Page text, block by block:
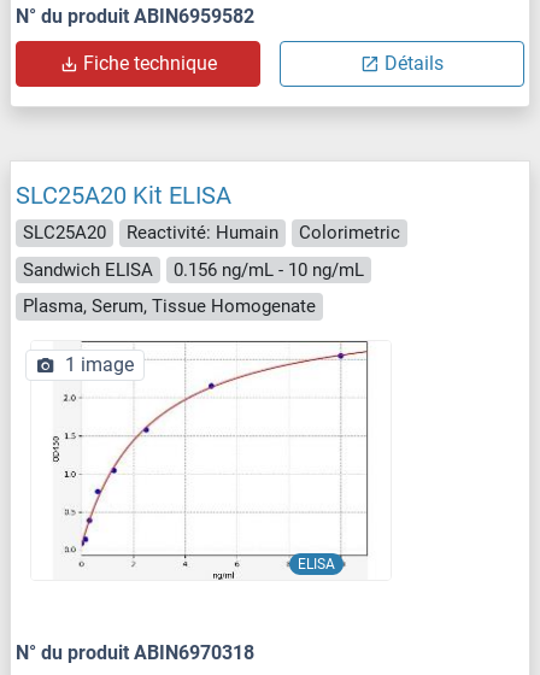
N° du produit ABIN6959582
Fiche technique Détails
SLC25A20 Kit ELISA
SLC25A20 Reactivité: Humain
Colorimetric
Sandwich ELISA
0.156 ng/mL - 10 ng/mL
Plasma, Serum, Tissue Homogenate
ELISA
1 image
N° du produit ABIN6970318